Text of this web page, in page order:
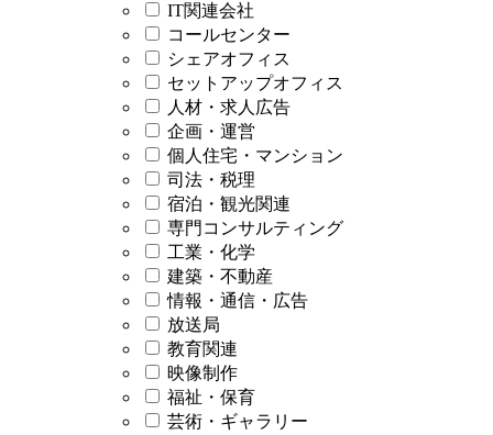
IT関連会社
コールセンター
シェアオフィス
セットアップオフィス
人材・求人広告
企画・運営
個人住宅・マンション
司法・税理
宿泊・観光関連
専門コンサルティング
工業・化学
建築・不動産
情報・通信・広告
放送局
教育関連
映像制作
福祉・保育
芸術・ギャラリー